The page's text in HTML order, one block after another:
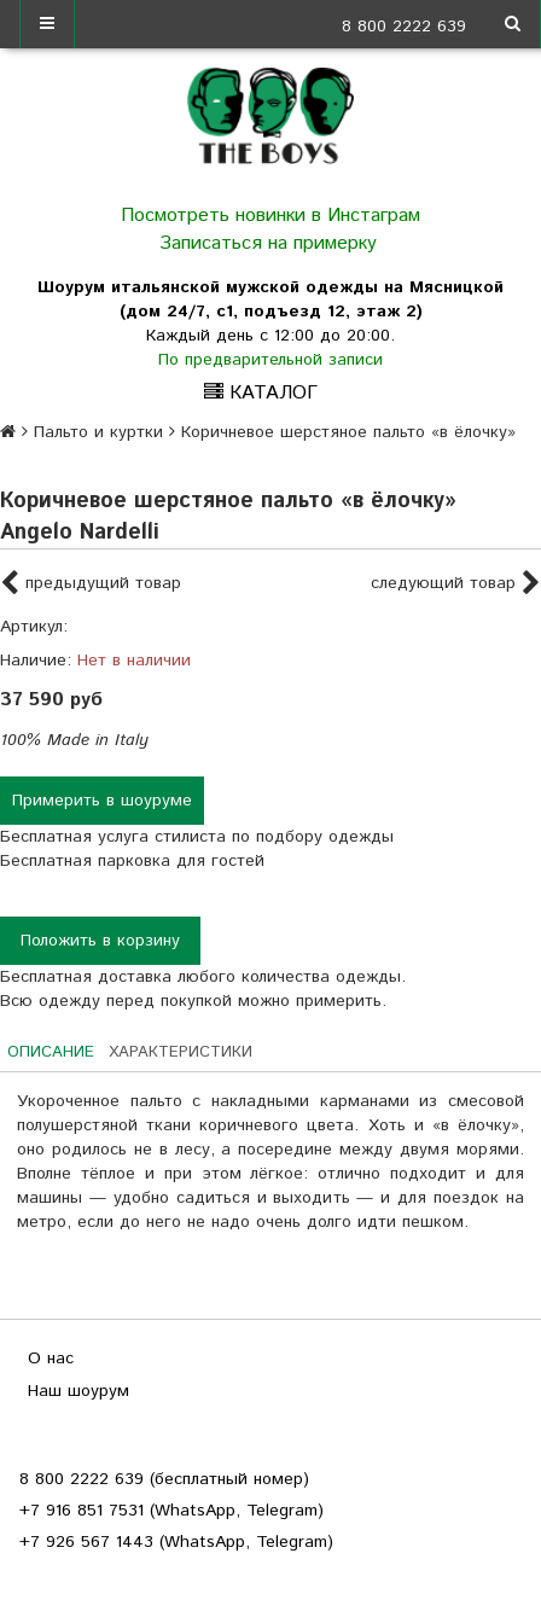
8 800 2222 639
Посмотреть новинки в Инстаграм
Записаться на примерку
Шоурум итальянской мужской одежды на Мясницкой
(дом 24/7, с1, подъезд 12, этаж 2)
Каждый день с 12:00 до 20:00.
По предварительной записи
КАТАЛОГ
Пальто и куртки Коричневое шерстяное пальто «в ёлочку»
Коричневое шерстяное пальто «в ёлочку»
Angelo Nardelli
предыдущий товар
следующий товар
Артикул:
Наличие: Нет в наличии
37 590 руб
100% Made in Italy
Примерить в шоуруме
Бесплатная услуга стилиста по подбору одежды
Бесплатная парковка для гостей
Положить в корзину
Бесплатная доставка любого количества одежды.
Всю одежду перед покупкой можно примерить.
ОПИСАНИЕ ХАРАКТЕРИСТИКИ
Укороченное пальто с накладными карманами из смесовой
полушерстяной ткани коричневого цвета. Хоть и «в ёлочку»,
оно родилось не в лесу, а посередине между двумя морями.
Вполне тёплое и при этом лёгкое: отлично подходит и для
машины — удобно садиться и выходить — и для поездок на
метро, если до него не надо очень долго идти пешком.
О нас
Наш шоурум
8 800 2222 639 (бесплатный номер)
+7 916 851 7531 (WhatsApp, Telegram)
+7 926 567 1443 (WhatsApp, Telegram)